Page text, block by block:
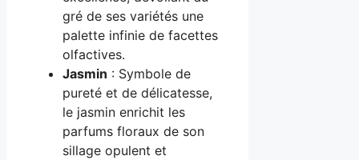
gré de ses variétés une
palette infinie de facettes
olfactives.
Jasmin : Symbole de
pureté et de délicatesse,
le jasmin enrichit les
parfums floraux de son
sillage opulent et